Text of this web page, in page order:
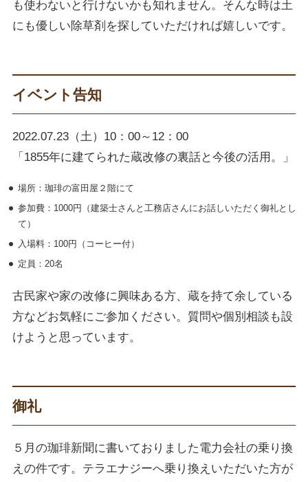
も使わないと行けないかも知れません。そんな時は土
にも優しい除草剤を探していただければ嬉しいです。
イベント告知
2022.07.23（土）10：00～12：00
「1855年に建てられた蔵改修の裏話と今後の活用。」
場所：珈琲の富田屋２階にて
参加費：1000円（建築士さんと工務店さんにお話しいただく御礼とし
て）
入場料：100円（コーヒー付）
定員：20名
古民家や家の改修に興味ある方、蔵を持て余している
方などお気軽にご参加ください。質問や個別相談も設
けようと思っています。
御礼
５月の珈琲新聞に書いておりました電力会社の乗り換
えの件です。テラエナジーへ乗り換えいただいた方が